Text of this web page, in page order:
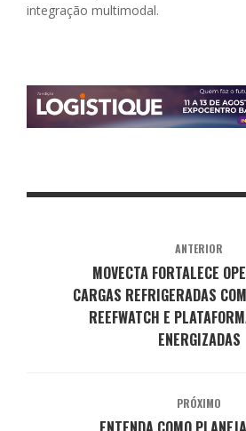
integração multimodal.
ANTERIOR
MOVECTA FORTALECE
CARGAS REFRIGERADAS
REEFWATCH E
ENERGIZADAS
PRÓXIMO